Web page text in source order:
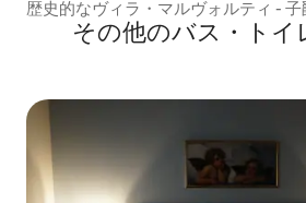
歴史的なヴィラ・マルヴォルティ -
その他のバス・トイ